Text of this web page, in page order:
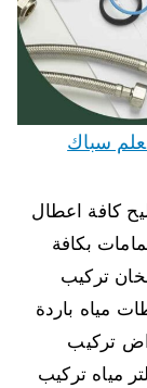
افضل معلم سباك
كافة اعطال
بكافة
تركيب
مياه باردة
تركيب
مياه تركيب